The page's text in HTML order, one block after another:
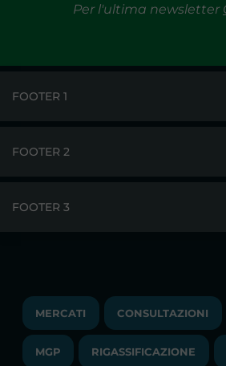
Per l'ultima newsletter
FOOTER 1
PUBBLICAZIONI
COMUNICATI/
FOOTER 2
LAVORA CON NOI
CONTATTI
FOOTER 3
TRAYPORT M.
LIQUIDITY
MERCATI CONSULTAZIONI
MGP RIGASSIFICAZIONE